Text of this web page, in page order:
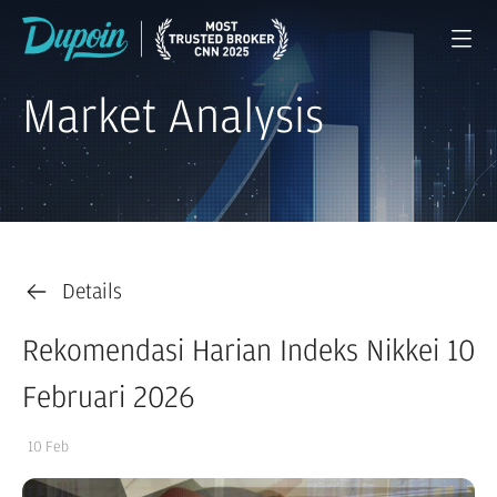
Market Analysis
Details
Rekomendasi Harian Indeks Nikkei 10
Februari 2026
10 Feb